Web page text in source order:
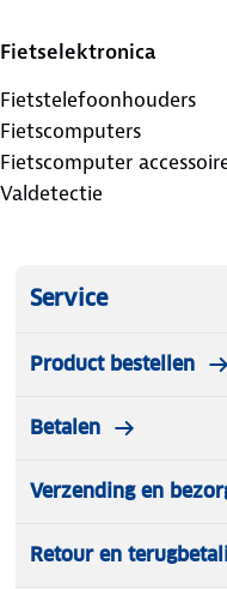
Fietselektronica
Fietstelefoonhouders
Fietscomputers
Fietscomputer
Valdetectie
Service
Product bestellen
Betalen
Verzending en
Retour en